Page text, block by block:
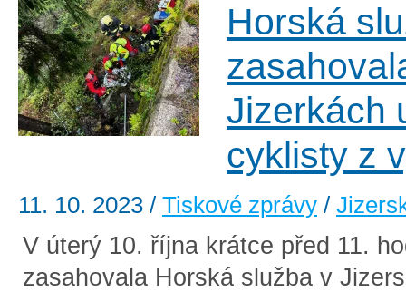
Horská
Jizerkách
cyklisty z
11. 10. 2023 / Tiskové zprávy /
V úterý 10. října krátce před 11.
zasahovala Horská služba v